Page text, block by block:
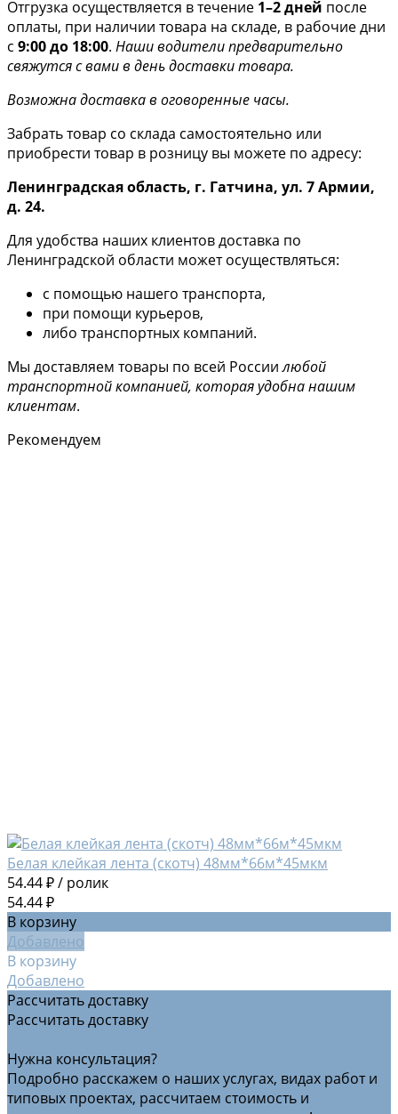
Отгрузка осуществляется в течение 1–2 дней после
оплаты, при наличии товара на складе, в рабочие дни
с 9:00 до 18:00. Наши водители предварительно
свяжутся с вами в день доставки товара.
Возможна доставка в оговоренные часы.
Забрать товар со склада самостоятельно или
приобрести товар в розницу вы можете по адресу:
Ленинградская область, г. Гатчина, ул. 7 Армии,
д. 24.
Для удобства наших клиентов доставка по
Ленинградской области может осуществляться:
с помощью нашего транспорта,
при помощи курьеров,
либо транспортных компаний.
Мы доставляем товары по всей Россиилюбой
транспортной компанией, которая удобна нашим
клиентам.
Рекомендуем
Белая клейкая лента (скотч) 48мм*66м*45мкм
54.44 ₽/ ролик
54.44 ₽
В корзину
Добавлено
В корзину
Добавлено
Рассчитать доставку
Рассчитать доставку
Нужна консультация?
Подробно расскажем о наших услугах, видах работ и
типовых проектах, рассчитаем стоимость и